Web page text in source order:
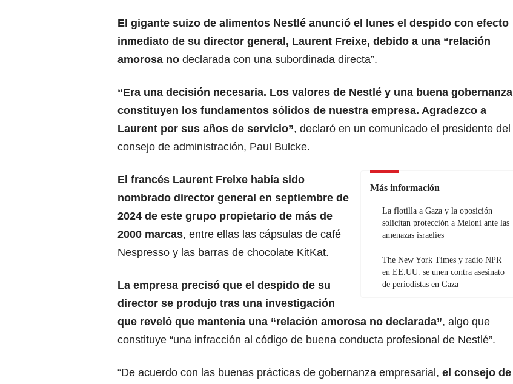
El gigante suizo de alimentos Nestlé anunció el lunes el despido con efecto
inmediato de su director general, Laurent Freixe, debido a una “relación
amorosa no declarada con una subordinada directa”.
“Era una decisión necesaria. Los valores de Nestlé y una buena gobernanza
constituyen los fundamentos sólidos de nuestra empresa. Agradezco a
Laurent por sus años de servicio”, declaró en un comunicado el presidente del
consejo de administración, Paul Bulcke.
Más información
La flotilla a Gaza y la oposición
solicitan protección a Meloni ante las
amenazas israelíes
The New York Times y radio NPR
en EE.UU. se unen contra asesinato
de periodistas en Gaza
El francés Laurent Freixe había sido
nombrado director general en septiembre de
2024 de este grupo propietario de más de
2000 marcas, entre ellas las cápsulas de café
Nespresso y las barras de chocolate KitKat.
La empresa precisó que el despido de su
director se produjo tras una investigación
que reveló que mantenía una “relación amorosa no declarada”, algo que
constituye “una infracción al código de buena conducta profesional de Nestlé”.
“De acuerdo con las buenas prácticas de gobernanza empresarial, el consejo de